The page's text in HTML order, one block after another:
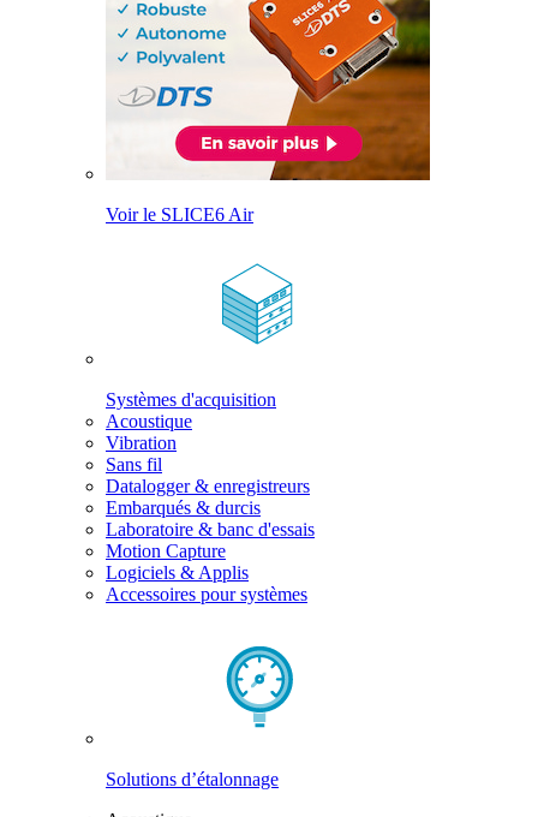
Voir le SLICE6 Air
Systèmes d'acquisition
Acoustique
Vibration
Sans fil
Datalogger & enregistreurs
Embarqués & durcis
Laboratoire & banc d'essais
Motion Capture
Logiciels & Applis
Accessoires pour systèmes
Solutions d’étalonnage